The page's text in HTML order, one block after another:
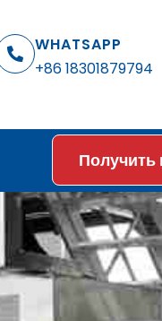
WHATSAPP
+86 18301879794
Получить